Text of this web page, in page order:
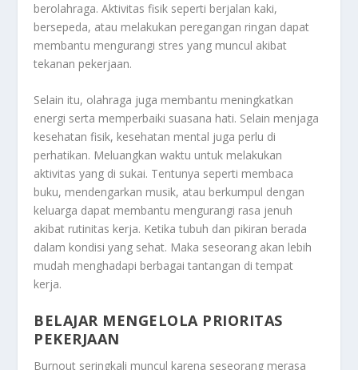
berolahraga. Aktivitas fisik seperti berjalan kaki,
bersepeda, atau melakukan peregangan ringan dapat
membantu mengurangi stres yang muncul akibat
tekanan pekerjaan.
Selain itu, olahraga juga membantu meningkatkan
energi serta memperbaiki suasana hati. Selain menjaga
kesehatan fisik, kesehatan mental juga perlu di
perhatikan. Meluangkan waktu untuk melakukan
aktivitas yang di sukai. Tentunya seperti membaca
buku, mendengarkan musik, atau berkumpul dengan
keluarga dapat membantu mengurangi rasa jenuh
akibat rutinitas kerja. Ketika tubuh dan pikiran berada
dalam kondisi yang sehat. Maka seseorang akan lebih
mudah menghadapi berbagai tantangan di tempat
kerja.
BELAJAR MENGELOLA PRIORITAS
PEKERJAAN
Burnout seringkali muncul karena seseorang merasa